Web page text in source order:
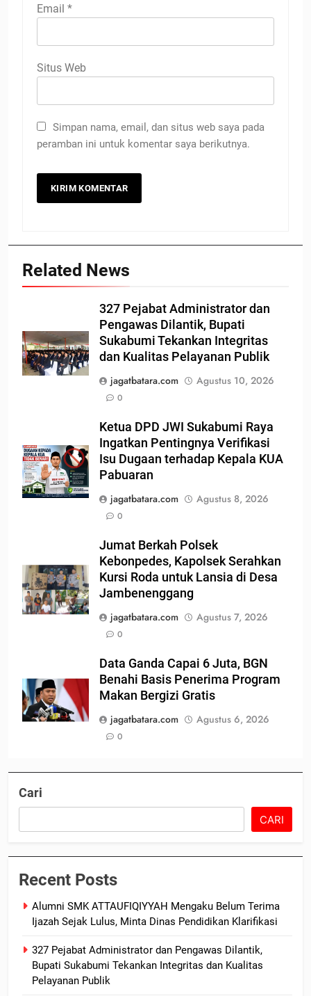
Email *
Situs Web
Simpan nama, email, dan situs web saya pada
peramban ini untuk komentar saya berikutnya.
Related News
327 Pejabat Administrator dan
Pengawas Dilantik, Bupati
Sukabumi Tekankan Integritas
dan Kualitas Pelayanan Publik
jagatbatara.com
Agustus 10, 2026
0
Ketua DPD JWI Sukabumi Raya
Ingatkan Pentingnya Verifikasi
Isu Dugaan terhadap Kepala KUA
Pabuaran
jagatbatara.com
Agustus 8, 2026
0
Jumat Berkah Polsek
Kebonpedes, Kapolsek Serahkan
Kursi Roda untuk Lansia di Desa
Jambenenggang
jagatbatara.com
Agustus 7, 2026
0
Data Ganda Capai 6 Juta, BGN
Benahi Basis Penerima Program
Makan Bergizi Gratis
jagatbatara.com
Agustus 6, 2026
0
Cari
CARI
Recent Posts
Alumni SMK ATTAUFIQIYYAH Mengaku Belum Terima
Ijazah Sejak Lulus, Minta Dinas Pendidikan Klarifikasi
327 Pejabat Administrator dan Pengawas Dilantik,
Bupati Sukabumi Tekankan Integritas dan Kualitas
Pelayanan Publik